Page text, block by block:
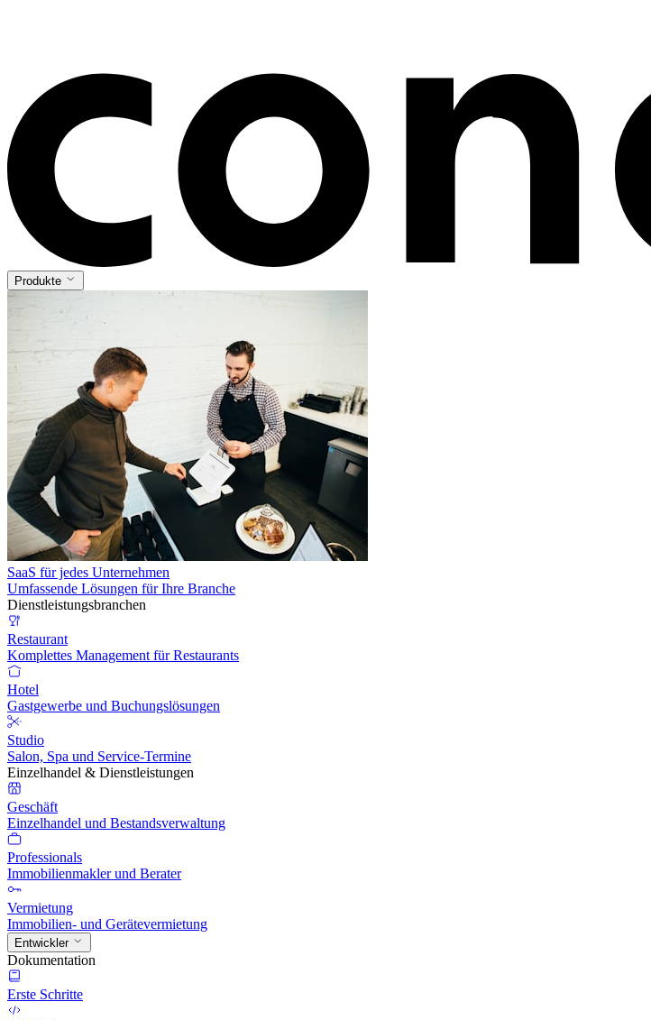
Produkte
SaaS für jedes Unternehmen
Umfassende Lösungen für Ihre Branche
Dienstleistungsbranchen
Restaurant
Komplettes Management für Restaurants
Hotel
Gastgewerbe und Buchungslösungen
Studio
Salon, Spa und Service-Termine
Einzelhandel & Dienstleistungen
Geschäft
Einzelhandel und Bestandsverwaltung
Professionals
Immobilienmakler und Berater
Vermietung
Immobilien- und Gerätevermietung
Entwickler
Dokumentation
Erste Schritte